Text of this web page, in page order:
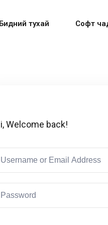
тухай Софт
Welcome back!
Don’t have